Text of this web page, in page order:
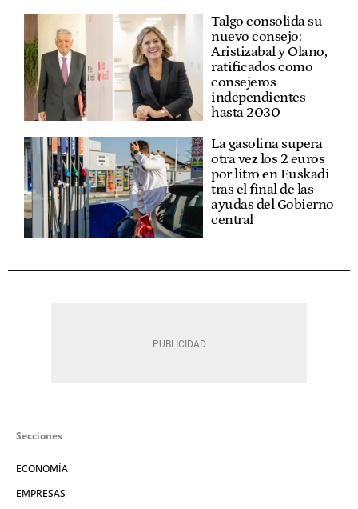
Talgo consolida su
nuevo consejo:
Aristizabal y Olano,
ratificados como
consejeros
independientes
hasta 2030
La gasolina supera
otra vez los 2 euros
por litro en Euskadi
tras el final de las
ayudas del Gobierno
central
Secciones
ECONOMÍA
EMPRESAS